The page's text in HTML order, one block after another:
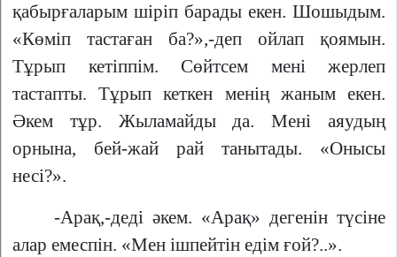
қабырғаларым шіріп барады екен. Шошыдым.
«Көміп тастаған ба?»,-деп ойлап қоямын.
Тұрып кетіппім. Сөйтсем мені жерлеп
тастапты. Тұрып кеткен менің жаным екен.
Әкем тұр. Жыламайды да. Мені аяудың
орнына, бей-жай рай танытады. «Онысы
несі?».
-Арақ,-деді әкем. «Арақ» дегенін түсіне
алар емеспін. «Мен ішпейтін едім ғой?..».